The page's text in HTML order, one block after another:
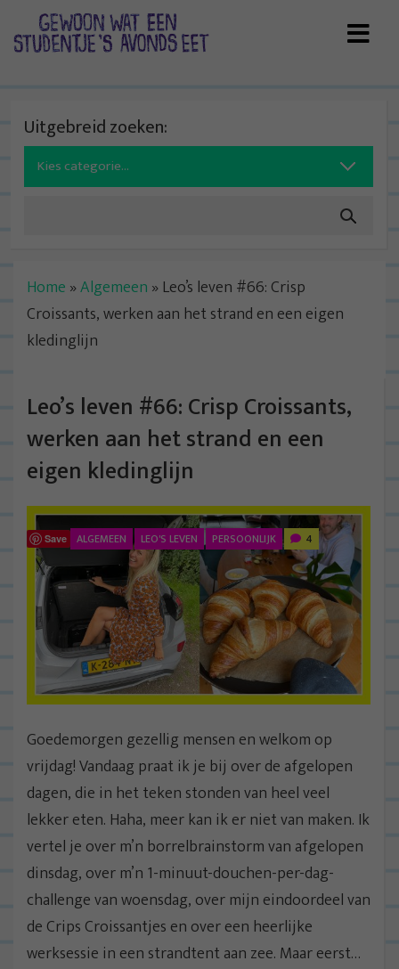
Uitgebreid zoeken:
Search
for:
Home »Algemeen » Leo’s leven #66: Crisp
Croissants, werken aan het strand en een eigen
kledinglijn
Leo’s leven #66: Crisp Croissants,
werken aan het strand en een
eigen kledinglijn
Save ALGEMEEN LEO'S LEVEN PERSOONLIJK 4
Goedemorgen gezellig mensen en welkom op
vrijdag! Vandaag praat ik je bij over de afgelopen
dagen, die in het teken stonden van heel veel
lekker eten. Haha, meer kan ik er niet van maken. Ik
vertel je over m’n borrelbrainstorm van afgelopen
dinsdag, over m’n 1-minuut-douchen-per-dag-
challenge van woensdag, over mijn eindoordeel van
de Crips Croissantjes en over een heerlijke
werksessie in een strandtent aan zee. Maar eerst…